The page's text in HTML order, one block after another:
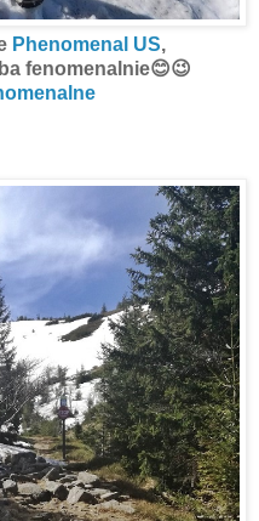
Phenomenal US,
fenomenalnie😊😉